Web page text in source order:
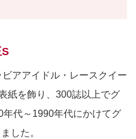
アアイドル・レースクイー
紙を飾り、300誌以上でグ
代～1990年代にかけてグ
した。